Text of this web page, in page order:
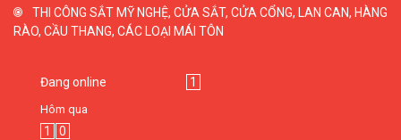
THI CÔNG SẮT MỸ NGHỆ, CỬA SẮT, CỬA CỔNG, LAN CAN, HÀNG
RÀO, CẦU THANG, CÁC LOẠI MÁI TÔN
Đang online 1
Hôm qua
1 0